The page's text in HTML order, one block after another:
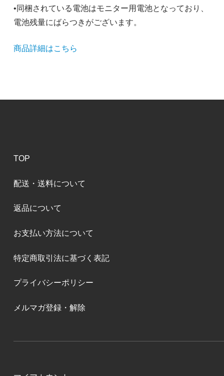
•同梱されている電池はモニター用電池となっており、
電池残量にばらつきがございます。
商品詳細はこちら
TOP
配送・送料について
返品について
お支払い方法について
特定商取引法に基づく表記
プライバシーポリシー
メルマガ登録・解除